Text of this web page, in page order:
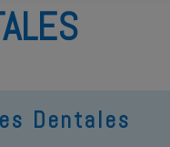
Dentales